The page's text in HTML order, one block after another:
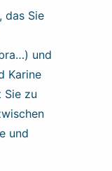
das Sie
und
Karine
Sie zu
und